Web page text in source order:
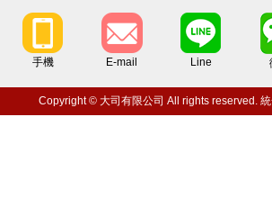
手機 E-mail Line
Copyright © 大司有限公司 All rights reserved.